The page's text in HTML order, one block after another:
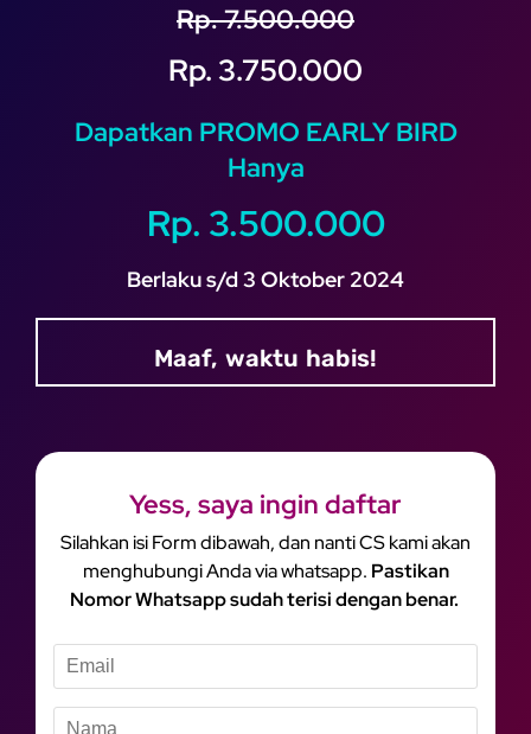
Rp. 7.500.000
Rp. 3.750.000
Dapatkan PROMO EARLY BIRD
Hanya
Rp. 3.500.000
Berlaku s/d 3 Oktober 2024
Maaf, waktu habis!
Yess, saya ingin daftar
Silahkan isi Form dibawah, dan nanti CS kami akan
menghubungi Anda via whatsapp. Pastikan
Nomor Whatsapp sudah terisi dengan benar.